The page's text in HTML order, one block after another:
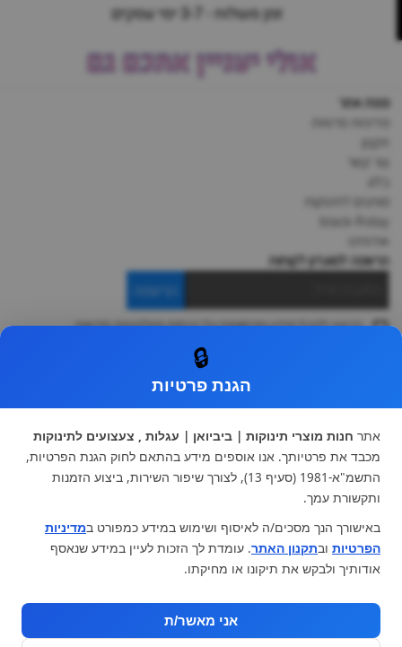
זמן משלוח - 3-7 ימי עסקים
אולי יעניין אתכם גם
מפת אתר
צור קשר
מותגים לתינוקות
black-friday
אודותינו
הרשמה למועדון לקוחות
הרשמה
ברצוני לקבל מידע ופרסומות על הנחות וקולקציות חדשות
עגלות וטיולונים
כיסא בטיחות ואביזרים
ריהוט לתינוקות
מצעים למיטת תינוק וטקסטיל
צעצועי ילדים
על גלגלים
הנקה והאכלה
מוצרי אמבטיה
מוזמנים לבקר אותנו:
🔒
הגנת פרטיות
אתר חנות מוצרי תינוקות | ביביואן | עגלות , צעצועים לתינוקות
מכבד את פרטיותך. אנו אוספים מידע בהתאם לחוק הגנת הפרטיות,
התשמ"א-1981 (סעיף 13), לצורך שיפור השירות, ביצוע הזמנות
ותקשורת עמך.
באישורך הנך מסכים/ה לאיסוף ושימוש במידע כמפורט במדיניות
הפרטיות ובתקנון האתר. עומדת לך הזכות לעיין במידע שנאסף
אודותיך ולבקש את תיקונו או מחיקתו.
אני מאשר/ת